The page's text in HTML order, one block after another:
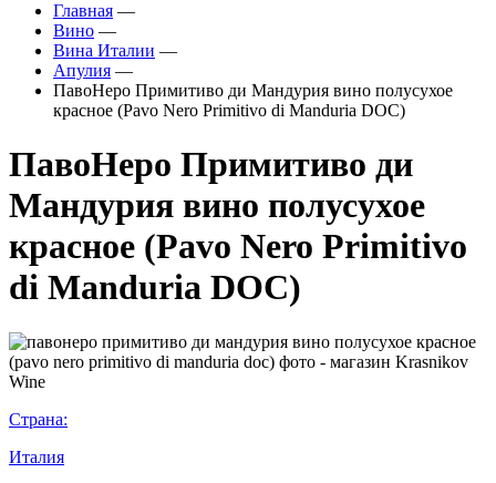
Главная —
Вино —
Вина Италии —
Апулия —
ПавоНеро Примитиво ди Мандурия вино полусухое
красное (Pavo Nero Primitivo di Manduria DOC)
ПавоНеро Примитиво ди
Мандурия вино полусухое
красное (Pavo Nero Primitivo
di Manduria DOC)
Страна:
Италия